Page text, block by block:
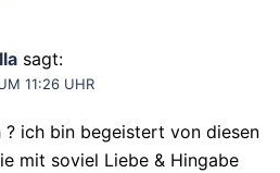
sagt:
11:26 UHR
? ich bin begeistert von diesen
mit soviel Liebe & Hingabe